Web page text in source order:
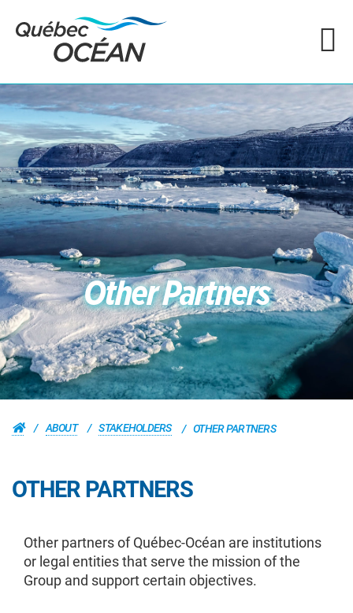
Other Partners
ABOUT STAKEHOLDERS OTHER PARTNERS
OTHER PARTNERS
Other partners of Québec-Océan are institutions
or legal entities that serve the mission of the
Group and support certain objectives.